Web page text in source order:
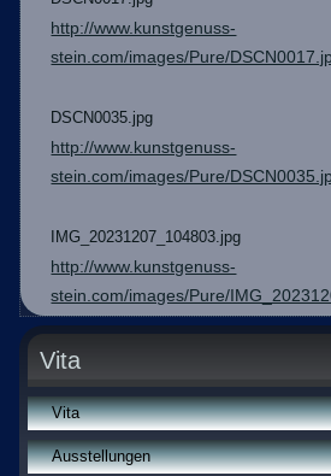
http://www.kunstgenuss-
stein.com/images/Pure/
DSCN0035.jpg
http://www.kunstgenuss-
stein.com/images/Pure/
IMG_20231207_104803.jpg
http://www.kunstgenuss-
stein.com/images/Pure/
Vita
Vita
Ausstellungen